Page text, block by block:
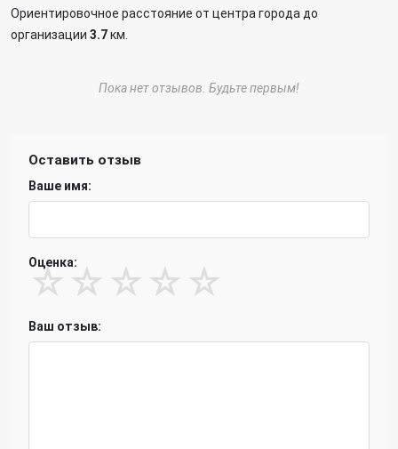
Ориентировочное расстояние от центра города до
организации 3.7км.
Пока нет отзывов. Будьте первым!
Оставить отзыв
Ваше имя:
Оценка:
☆ ☆ ☆ ☆ ☆
Ваш отзыв: